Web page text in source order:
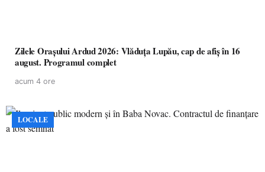
Zilele Orașului Ardud 2026: Vlăduța Lupău, cap de afiș în 16
august. Programul complet
acum 4 ore
LOCALE